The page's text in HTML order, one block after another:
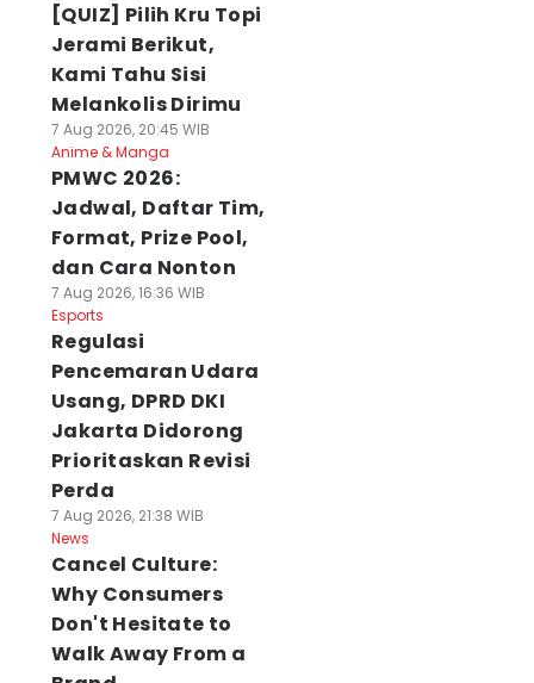
[QUIZ] Pilih Kru Topi
Jerami Berikut,
Kami Tahu Sisi
Melankolis Dirimu
7 Aug 2026, 20:45 WIB
Anime & Manga
PMWC 2026:
Jadwal, Daftar Tim,
Format, Prize Pool,
dan Cara Nonton
7 Aug 2026, 16:36 WIB
Esports
Regulasi
Pencemaran Udara
Usang, DPRD DKI
Jakarta Didorong
Prioritaskan Revisi
Perda
7 Aug 2026, 21:38 WIB
News
Cancel Culture:
Why Consumers
Don't Hesitate to
Walk Away From a